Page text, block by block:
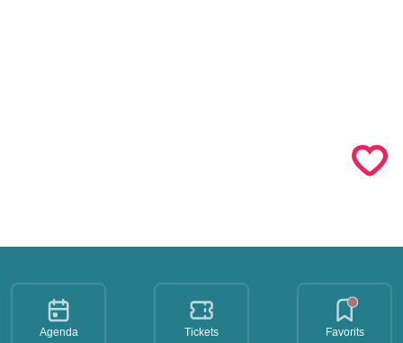
Agenda Tickets Favorits